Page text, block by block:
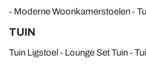
Moderne Woonkamerstoelen
TUIN
Tuin Ligstoel Lounge Set Tuin